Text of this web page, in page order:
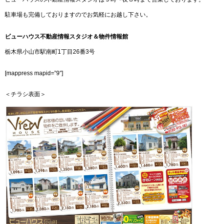
駐車場も完備しておりますのでお気軽にお越し下さい。
ビューハウス不動産情報スタジオ＆物件情報館
栃木県小山市駅南町1丁目26番3号
[mappress mapid=”9″]
＜チラシ表面＞